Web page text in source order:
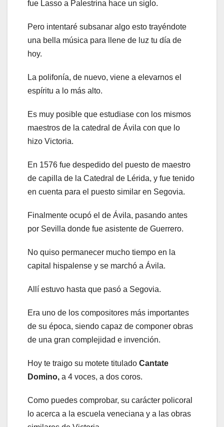
fue Lasso a Palestrina hace un siglo.
Pero intentaré subsanar algo esto trayéndote
una bella música para llene de luz tu día de
hoy.
La polifonía, de nuevo, viene a elevarnos el
espíritu a lo más alto.
Es muy posible que estudiase con los mismos
maestros de la catedral de Ávila con que lo
hizo Victoria.
En 1576 fue despedido del puesto de maestro
de capilla de la Catedral de Lérida, y fue tenido
en cuenta para el puesto similar en Segovia.
Finalmente ocupó el de Ávila, pasando antes
por Sevilla donde fue asistente de Guerrero.
No quiso permanecer mucho tiempo en la
capital hispalense y se marchó a Ávila.
Allí estuvo hasta que pasó a Segovia.
Era uno de los compositores más importantes
de su época, siendo capaz de componer obras
de una gran complejidad e invención.
Hoy te traigo su motete titulado Cantate
Domino, a 4 voces, a dos coros.
Como puedes comprobar, su carácter policoral
lo acerca a la escuela veneciana y a las obras